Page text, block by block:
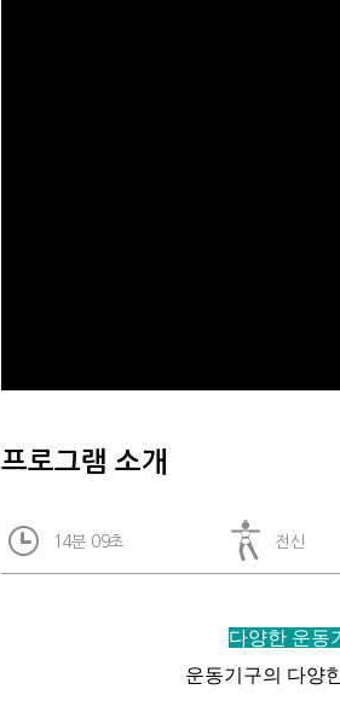
프로그램 소개
14분 09초 전신
다양한 운동
운동기구의 다양